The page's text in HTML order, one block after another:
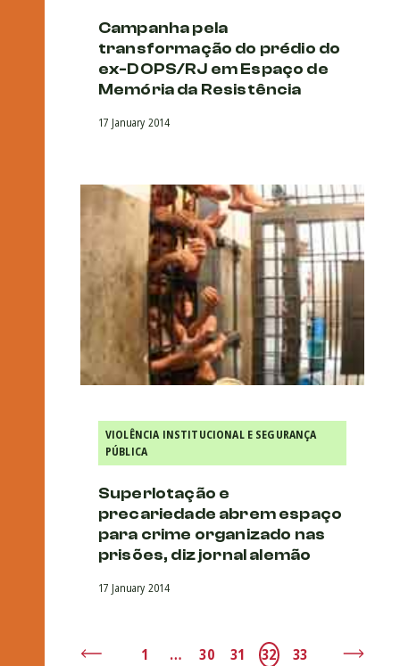
Campanha pela
transformação do prédio do
ex-DOPS/RJ em Espaço de
Memória da Resistência
17 January 2014
VIOLÊNCIA INSTITUCIONAL E SEGURANÇA
PÚBLICA
Superlotação e
precariedade abrem espaço
para crime organizado nas
prisões, diz jornal alemão
17 January 2014
1 … 30 31 32 33